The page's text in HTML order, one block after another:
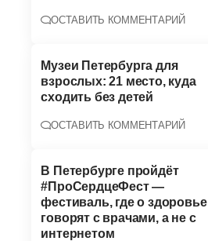
ОСТАВИТЬ КОММЕНТАРИЙ
Музеи Петербурга для
взрослых: 21 место, куда
сходить без детей
ОСТАВИТЬ КОММЕНТАРИЙ
В Петербурге пройдёт
#ПроСердцеФест —
фестиваль, где о здоровье
говорят с врачами, а не с
интернетом